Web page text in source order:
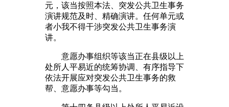
元，该当按照本法、突发公共卫生事务
演讲规范及时、精确演讲。任何单元或
者小我不得干涉突发公共卫生事务演
讲。
意愿办事组织等该当正在县级以上
处所人平易近的统筹协调、有序指导下
依法开展应对突发公共卫生事务的救
帮、意愿办事等勾当。